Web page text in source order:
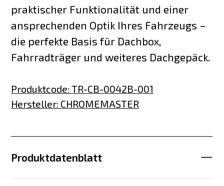
praktischer Funktionalität und einer
ansprechenden Optik Ihres Fahrzeugs –
die perfekte Basis für Dachbox,
Fahrradträger und weiteres Dachgepäck.
Produktcode:TR-CB-0042B-001
Hersteller: CHROMEMASTER
Produktdatenblatt